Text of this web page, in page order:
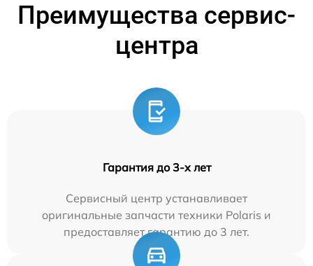
Преимущества сервис-
центра
Гарантия до 3-х лет
Сервисный центр устанавливает
оригинальные запчасти техники Polaris и
предоставляет гарантию до 3 лет.